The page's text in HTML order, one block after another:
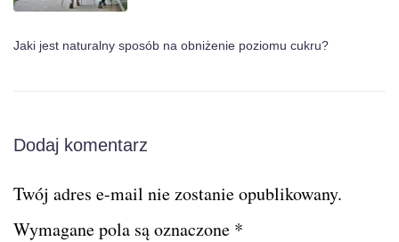
Jaki jest naturalny sposób na obniżenie poziomu cukru?
Dodaj komentarz
Twój adres e-mail nie zostanie opublikowany.
Wymagane pola są oznaczone *